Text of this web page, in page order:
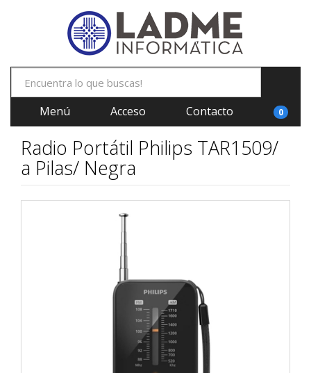
Menú Acceso Contacto 0
Radio Portátil Philips TAR1509/
a Pilas/ Negra